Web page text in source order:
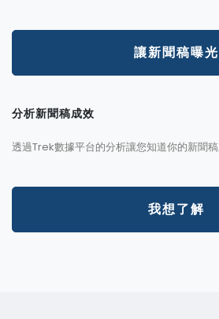
讓新聞稿曝光
分析新聞稿成效
透過Trek數據平台的分析讓您知道你的新聞
我想了解